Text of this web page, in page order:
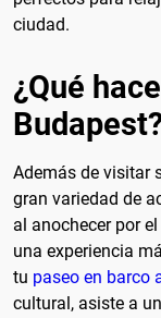
ciudad.
¿Qué
Además de visitar
gran variedad de
al anochecer por
una experiencia
tu paseo en barco
cultural, asiste a